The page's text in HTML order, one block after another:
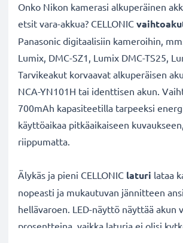
Onko Nikon kamerasi alkuperäinen
etsit vara-akkua? CELLONIC
Panasonic digitaalisiin kameroihin,
Lumix, DMC-SZ1, Lumix DMC-TS25,
Tarvikeakut korvaavat alkuperäisen
NCA-YN101H tai identtisen akun.
700mAh kapasiteetilla tarpeeksi
käyttöaikaa pitkäaikaiseen
riippumatta.
Älykäs ja pieni CELLONIC laturi lataa
nopeasti ja mukautuvan jännitteen
hellävaroen. LED-näyttö näyttää akun
prosentteina, vaikka laturia ei olisi